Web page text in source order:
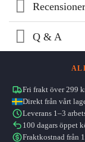
Q & A
Fri frakt över 299
Direkt från vårt
Leverans 1–3
100 dagars öppet
Fraktkostnad från